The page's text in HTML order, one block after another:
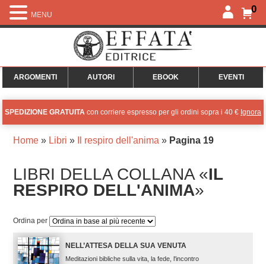
0
ARGOMENTI AUTORI EBOOK EVENTI
SPEDIZIONE GRATUITA con corriere espresso per gli ordini sopra i 40 € Ignora
Home» Libri » Il respiro dell'anima » Pagina 19
LIBRI DELLA COLLANA «IL
RESPIRO DELL'ANIMA»
Ordina per
NELL’ATTESA DELLA SUA VENUTA
Meditazioni bibliche sulla vita, la fede, l'incontro
MENU